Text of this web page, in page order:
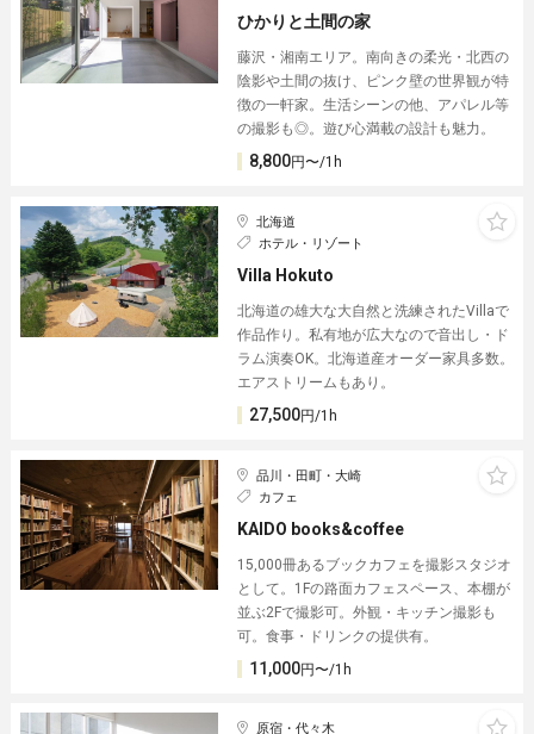
ひかりと土間の家
藤沢・湘南エリア。南向きの柔光・北西の
陰影や土間の抜け、ピンク壁の世界観が特
徴の一軒家。生活シーンの他、アパレル等
の撮影も◎。遊び心満載の設計も魅力。
8,800円〜/1h
北海道
ホテル・リゾート
Villa Hokuto
北海道の雄大な大自然と洗練されたVillaで
作品作り。私有地が広大なので音出し・ド
ラム演奏OK。北海道産オーダー家具多数。
エアストリームもあり。
27,500円/1h
品川・田町・大崎
カフェ
KAIDO books&coffee
15,000冊あるブックカフェを撮影スタジオ
として。1Fの路面カフェスペース、本棚が
並ぶ2Fで撮影可。外観・キッチン撮影も
可。食事・ドリンクの提供有。
11,000円〜/1h
原宿・代々木